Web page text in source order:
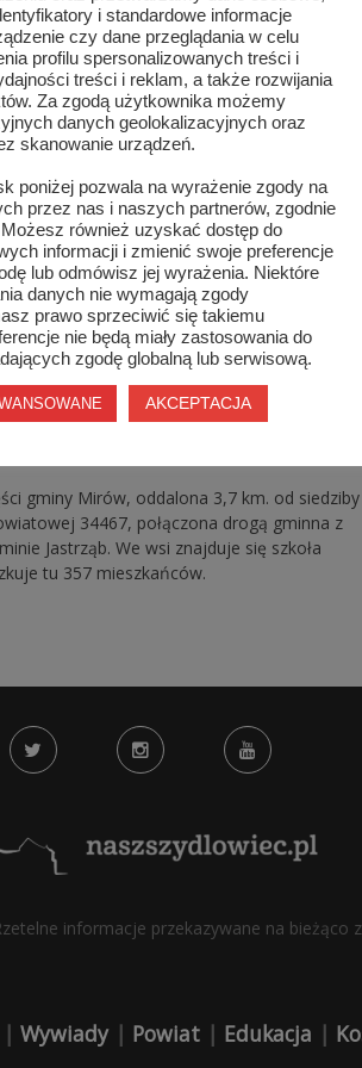
0
w Mirówku już o godzinie 13 zaczęła się
Festiwalu Tractor Strugless
- Bernadetę Kaczmarzyk.
gminy Mirów, oddalona 3,7 km. od siedziby
34467, połączona drogą gminna z
Jastrząb. We wsi znajduje się szkoła
tu 357 mieszkańców.
informacje przekazywane na bieżąco
| Wywiady| Powiat | Edukacja |
i standardowe informacje
czy dane przeglądania w celu
profilu spersonalizowanych treści i
treści i reklam, a także rozwijania
Za zgodą użytkownika możemy
danych geolokalizacyjnych oraz
skanowanie urządzeń.
poniżej pozwala na wyrażenie zgody na
przez nas i naszych partnerów, zgodnie
również uzyskać dostęp do
informacji i zmienić swoje preferencje
lub odmówisz jej wyrażenia. Niektóre
danych nie wymagają zgody
prawo sprzeciwić się takiemu
nie będą miały zastosowania do
zgodę globalną lub serwisową.
AKCEPTACJA